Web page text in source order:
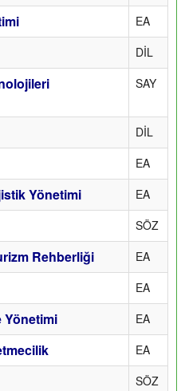
EA
DİL
SAY
DİL
EA
Yönetimi EA
SÖZ
Rehberliği EA
EA
Yönetimi EA
EA
SÖZ